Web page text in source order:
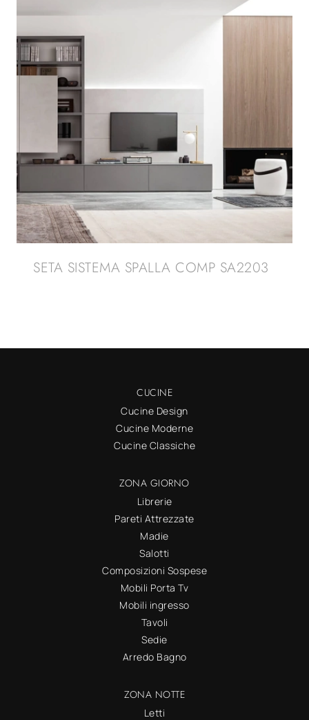
SETA SISTEMA SPALLA COMP SA2203
CUCINE
Cucine Design
Cucine Moderne
Cucine Classiche
ZONA GIORNO
Librerie
Pareti Attrezzate
Madie
Salotti
Composizioni Sospese
Mobili Porta Tv
Mobili ingresso
Tavoli
Sedie
Arredo Bagno
ZONA NOTTE
Letti